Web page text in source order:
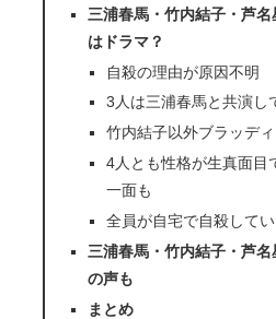
三浦春馬・竹内結子・芦
はドラマ？
自殺の理由が原因不明
3人は三浦春馬と共演し
竹内結子以外ブラッデ
4人とも性格が生真面目
一面も
全員が自宅で自殺してい
三浦春馬・竹内結子・芦
の声も
まとめ